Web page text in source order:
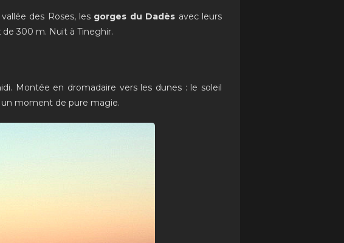
des Roses, les gorges du Dadès avec leurs
300 m. Nuit à Tineghir.
Montée en dromadaire vers les dunes : le soleil
un moment de pure magie.